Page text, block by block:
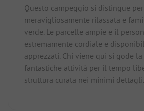
Questo campeggio si distingue
meravigliosamente rilassata e
verde. Le parcelle ampie e il
estremamente cordiale e
apprezzati. Chi viene qui si gode la
fantastiche attività per il tempo
struttura curata nei minimi dettagli.